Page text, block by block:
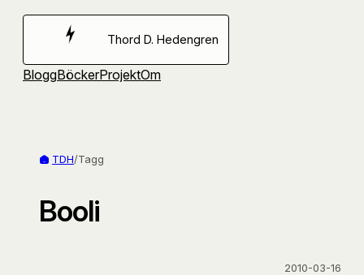
Hoppa
Thord D. Hedengren
BloggBöckerProjektOm
TDH/Tagg
Booli
2010-03-16